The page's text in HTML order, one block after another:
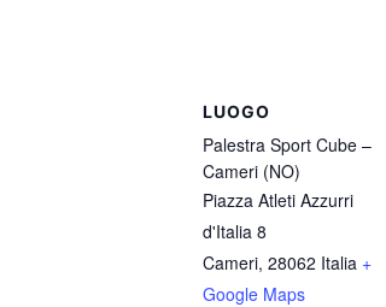
LUOGO
Palestra Sport Cube –
Cameri (NO)
Piazza Atleti Azzurri
d'Italia 8
Cameri, 28062 Italia +
Google Maps